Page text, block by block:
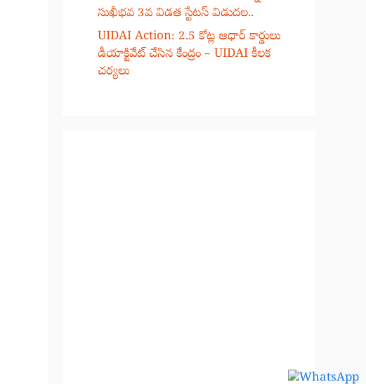
సుఖీభవ 3వ విడత స్టేటస్ విడుదల..
UIDAI Action: 2.5 కోట్ల ఆధార్ కార్డులు
డీయాక్టివేట్ చేసిన కేంద్రం – UIDAI కీలక
చర్యలు